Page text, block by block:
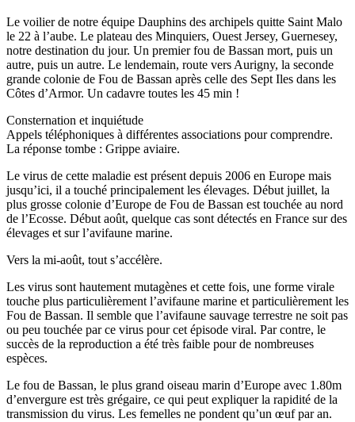
Le voilier de notre équipe Dauphins des archipels quitte Saint Malo
le 22 à l’aube. Le plateau des Minquiers, Ouest Jersey, Guernesey,
notre destination du jour. Un premier fou de Bassan mort, puis un
autre, puis un autre. Le lendemain, route vers Aurigny, la seconde
grande colonie de Fou de Bassan après celle des Sept Iles dans les
Côtes d’Armor. Un cadavre toutes les 45 min !
Consternation et inquiétude
Appels téléphoniques à différentes associations pour comprendre.
La réponse tombe : Grippe aviaire.
Le virus de cette maladie est présent depuis 2006 en Europe mais
jusqu’ici, il a touché principalement les élevages. Début juillet, la
plus grosse colonie d’Europe de Fou de Bassan est touchée au nord
de l’Ecosse. Début août, quelque cas sont détectés en France sur des
élevages et sur l’avifaune marine.
Vers la mi-août, tout s’accélère.
Les virus sont hautement mutagènes et cette fois, une forme virale
touche plus particulièrement l’avifaune marine et particulièrement les
Fou de Bassan. Il semble que l’avifaune sauvage terrestre ne soit pas
ou peu touchée par ce virus pour cet épisode viral. Par contre, le
succès de la reproduction a été très faible pour de nombreuses
espèces.
Le fou de Bassan, le plus grand oiseau marin d’Europe avec 1.80m
d’envergure est très grégaire, ce qui peut expliquer la rapidité de la
transmission du virus. Les femelles ne pondent qu’un œuf par an.